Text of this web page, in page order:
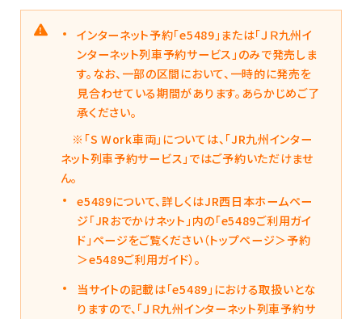
インターネット予約「e5489」または「ＪＲ九州イ
ンターネット列車予約サービス」のみで発売しま
す。なお、一部の区間において、一時的に発売を
見合わせている期間があります。あらかじめご了
承ください。
※「S Work車両」については、「JR九州インター
ネット列車予約サービス」ではご予約いただけませ
ん。
e5489について、詳しくはJR西日本ホームペー
ジ「JRおでかけネット」内の「e5489ご利用ガイ
ド」ページをご覧ください（トップページ＞予約
＞e5489ご利用ガイド）。
当サイトの記載は「e5489」における取扱いとな
りますので、「ＪＲ九州インターネット列車予約サ